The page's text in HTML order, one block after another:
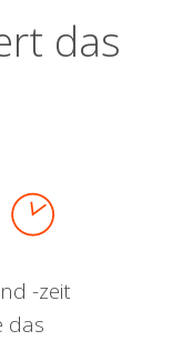
das
-zeit
das